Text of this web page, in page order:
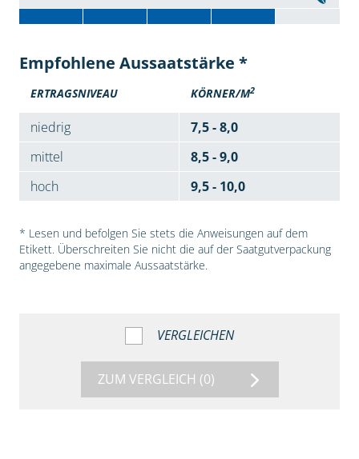
Empfohlene Aussaatstärke *
ERTRAGSNIVEAU KÖRNER/M2
niedrig
7,5 - 8,0
mittel
8,5 - 9,0
hoch
9,5 - 10,0
* Lesen und befolgen Sie stets die Anweisungen auf dem
Etikett. Überschreiten Sie nicht die auf der Saatgutverpackung
angegebene maximale Aussaatstärke.
VERGLEICHEN
ZUM VERGLEICH (0)